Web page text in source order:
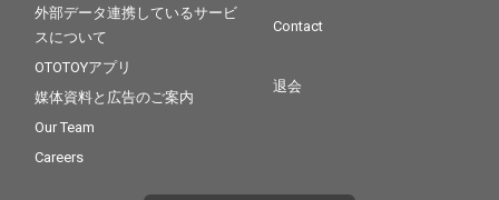
外部データ連携しているサービ
スについて
OTOTOYアプリ
媒体資料と広告のご案内
Our Team
Careers
Contact
退会